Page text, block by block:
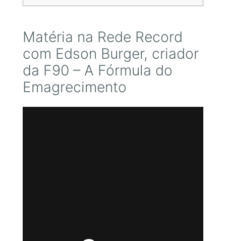
Matéria na Rede Record
com Edson Burger, criador
da F90 – A Fórmula do
Emagrecimento